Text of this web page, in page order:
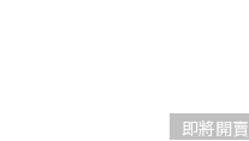
即將開賣